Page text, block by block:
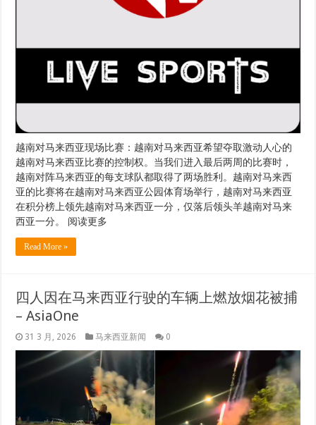
越南对马来西亚现场比赛：越南对马来西亚希望夺取激动人心的
越南对马来西亚比赛的控制权。当我们进入最后两周的比赛时，
越南对阵马来西亚的每支球队都取得了两场胜利。越南对马来西
亚的比赛将在越南对马来西亚公园体育场举行，越南对马来西亚
在积分榜上领先越南对马来西亚一分，仅落后领头羊越南对马来
西亚一分。 阅读更多
Read More »
四人因在马来西亚行驶的车辆上燃放烟花被捕
– AsiaOne
31 3 月, 2026 马来西亚新闻 0